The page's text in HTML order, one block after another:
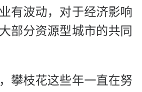
有波动，对于经济影响
部分资源型城市的共同
攀枝花这些年一直在努